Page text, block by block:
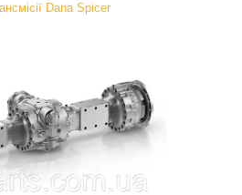
Dana Spicer